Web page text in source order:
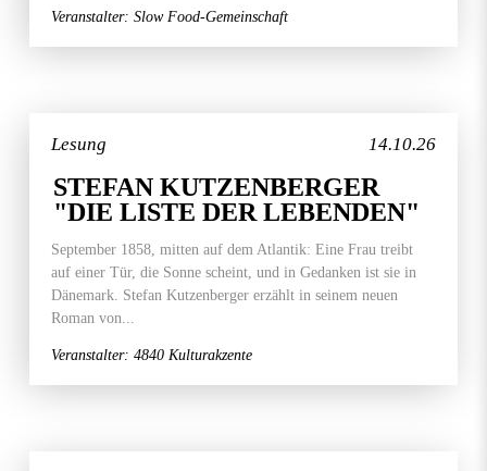
Veranstalter: Slow Food-Gemeinschaft
14.10.26
Lesung
STEFAN KUTZENBERGER
"DIE LISTE DER LEBENDEN"
September 1858, mitten auf dem Atlantik: Eine Frau treibt
auf einer Tür, die Sonne scheint, und in Gedanken ist sie in
Dänemark. Stefan Kutzenberger erzählt in seinem neuen
Roman von...
Veranstalter: 4840 Kulturakzente